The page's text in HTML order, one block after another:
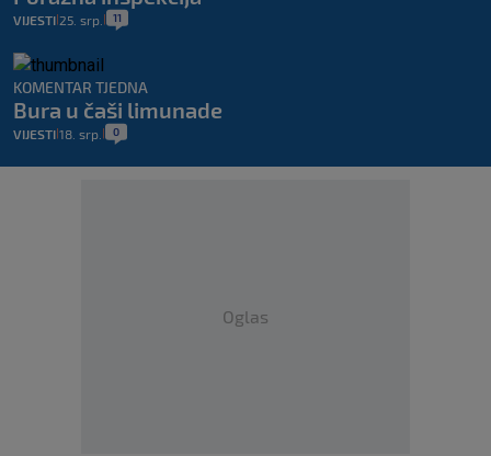
VIJESTI 25. srp. 11
KOMENTAR TJEDNA
Bura u čaši limunade
VIJESTI 18. srp. 0
Oglas